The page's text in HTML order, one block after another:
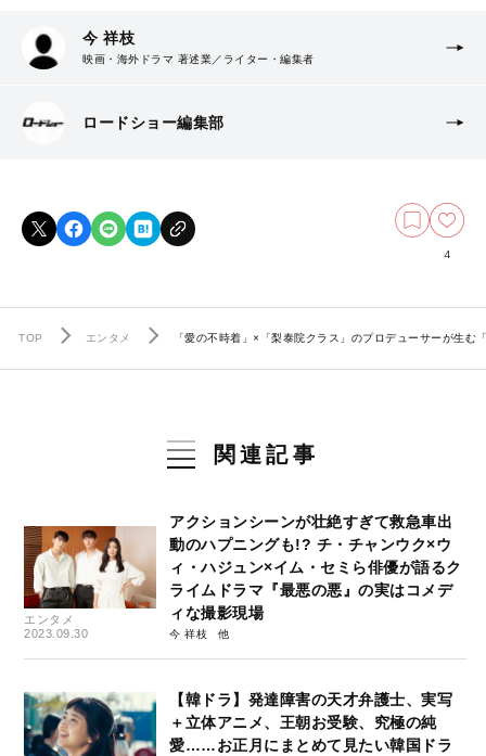
今 祥枝
映画・海外ドラマ 著述業／ライター・編集者
ロードショー編集部
4
TOP エンタメ 「愛の不時着」×「梨泰院クラス」のプロデューサーが生
関連記事
エンタメ
2023.09.30
アクションシーンが壮絶すぎて救急車出
動のハプニングも!? チ・チャンウク×ウ
ィ・ハジュン×イム・セミら俳優が語るク
ライムドラマ『最悪の悪』の実はコメデ
ィな撮影現場
今 祥枝
【韓ドラ】発達障害の天才弁護士、実写
＋立体アニメ、王朝お受験、究極の純
愛……お正月にまとめて見たい韓国ドラ